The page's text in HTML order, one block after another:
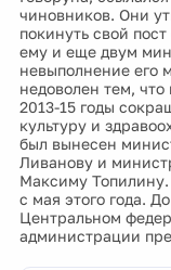
чиновников. Они
покинуть свой
ему и еще двум
невыполнение его
недоволен тем,
2013-15 годы
культуру и
был вынесен
Ливанову и
Максиму Топилину.
с мая этого года.
Центральном
администрации